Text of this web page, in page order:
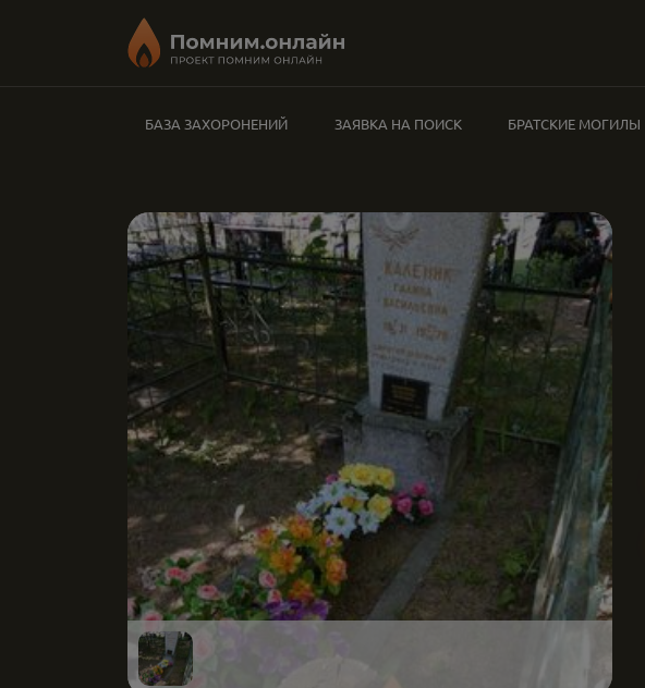
БАЗА ЗАХОРОНЕНИЙ ЗАЯВКА НА ПОИСК БРАТСКИЕ МОГИЛЫ